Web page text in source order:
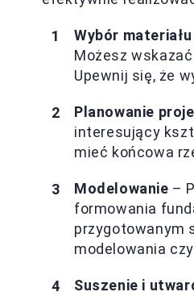
Wybór materiału
Możesz
Upewnij się, że
Planowanie
interesujący
mieć końcowa
Modelowanie –
formowania
przygotowanym
modelowania
Suszenie i